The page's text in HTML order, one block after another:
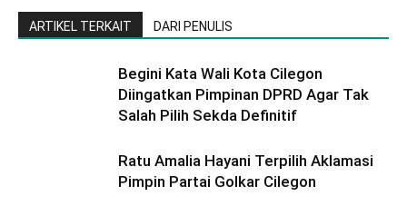
ARTIKEL TERKAIT DARI PENULIS
Begini Kata Wali Kota Cilegon
Diingatkan Pimpinan DPRD Agar Tak
Salah Pilih Sekda Definitif
Ratu Amalia Hayani Terpilih Aklamasi
Pimpin Partai Golkar Cilegon